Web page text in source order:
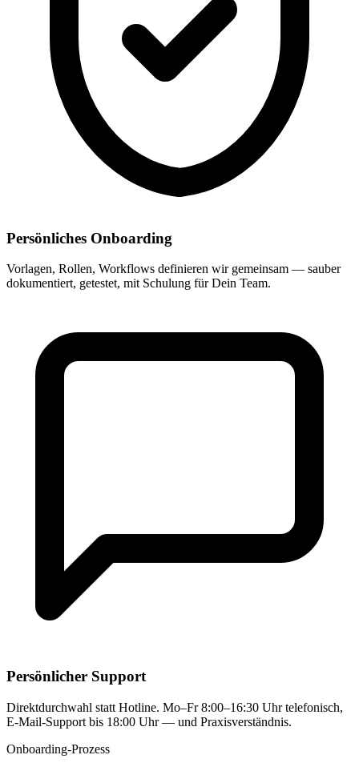
Persönliches Onboarding
Vorlagen, Rollen, Workflows definieren wir gemeinsam — sauber
dokumentiert, getestet, mit Schulung für Dein Team.
Persönlicher Support
Direkt­durchwahl statt Hotline. Mo–Fr 8:00–16:30 Uhr telefonisch,
E-Mail-Support bis 18:00 Uhr — und Praxis­verständnis.
Onboarding-Prozess